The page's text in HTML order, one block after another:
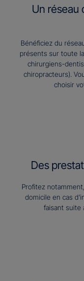
Un réseau
Bénéficiez du
présents sur toute
chirurgiens-
chiropracteurs).
choisir
Des
Profitez
domicile en cas
faisant suite